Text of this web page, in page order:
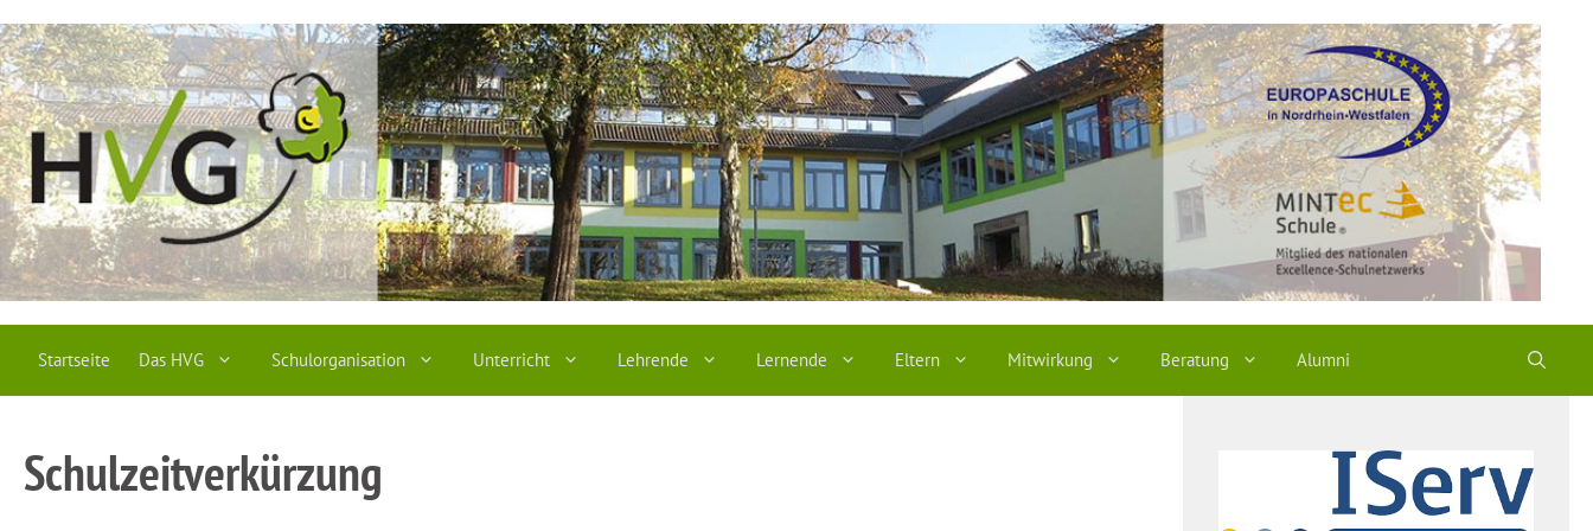
Inhalt
springen
Startseite Das HVG Schulorganisation Unterricht Lehrende Lernende Eltern Mitwirkung Beratung Alumni
Schulzeitverkürzung